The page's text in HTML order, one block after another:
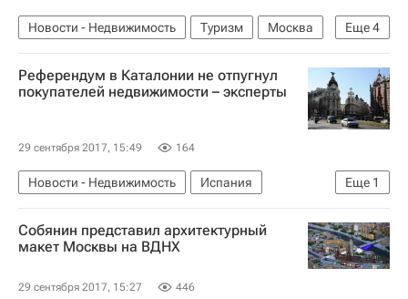
Еще4
Новости - Недвижимость Туризм
Москва
Памятники
Туризм
Городская среда
Россия
Референдум в Каталонии не отпугнул
покупателей недвижимости – эксперты
29 сентября 2017, 15:49 164
Еще 1
Новости - Недвижимость
Испания
Недвижимость
Собянин представил архитектурный
макет Москвы на ВДНХ
29 сентября 2017, 15:27 446